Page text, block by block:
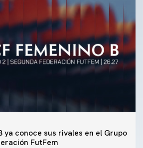
ya conoce sus rivales en el Grupo
FutFem
VALENCIA CF 7/8/2026